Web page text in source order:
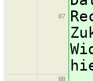
87
88